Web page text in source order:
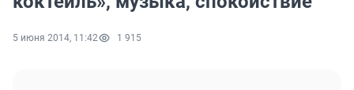
5 июня 2014, 11:42 1 915